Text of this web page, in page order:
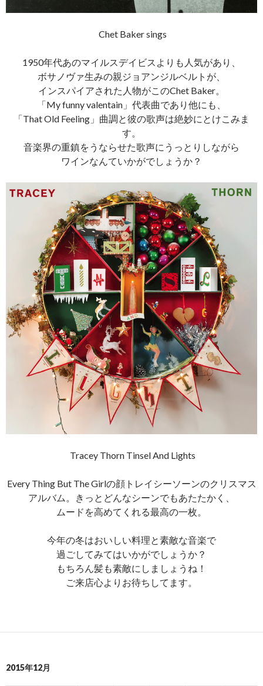
Chet Baker sings
1950年代あのマイルスデイビスよりも人気があり、
ボサノヴァ生みの親ジョアンジルベルトが、
インスパイアされた人物がこのChet Baker。
「My funny valentain」代表曲であり他にも、
「That Old Feeling」曲調と彼の歌声は絶妙にとけこみま
す。
音楽界の重鎮をうならせた歌声にうっとりしながら
ワインなんていかがでしょうか？
Tracey Thorn Tinsel And Lights
Every Thing But The Girlの顔トレイシーソーンのクリスマス
アルバム。きっとどんなシーンでもあたたかく、
ムードを高めてくれる最高の一枚。
今年の冬はおいしい料理と素敵な音楽で
過ごしてみてはいかがでしょうか？
もちろん髪も素敵にしましょうね！
ご来店心よりお待ちしてます。
2015年12月